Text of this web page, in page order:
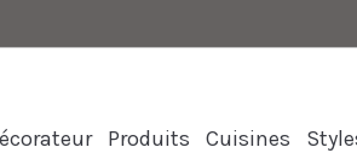
Produits Cuisines